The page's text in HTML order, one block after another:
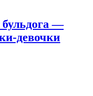
бульдога —
девочки